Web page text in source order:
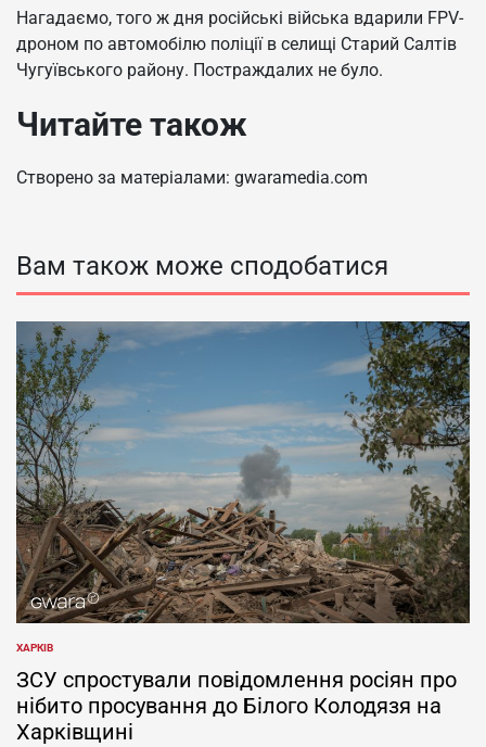
Нагадаємо, того ж дня російські війська вдарили FPV-
дроном по автомобілю поліції в селищі Старий Салтів
Чугуївського району. Постраждалих не було.
Читайте також
Створено за матеріалами: gwaramedia.com
Вам також може сподобатися
ОПУБЛІКУВАТИ
У
ХАРКІВ
ЗСУ спростували повідомлення росіян про
нібито просування до Білого Колодязя на
Харківщині